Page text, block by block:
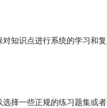
知识点进行系统的学习和复
择一些正规的练习题集或者